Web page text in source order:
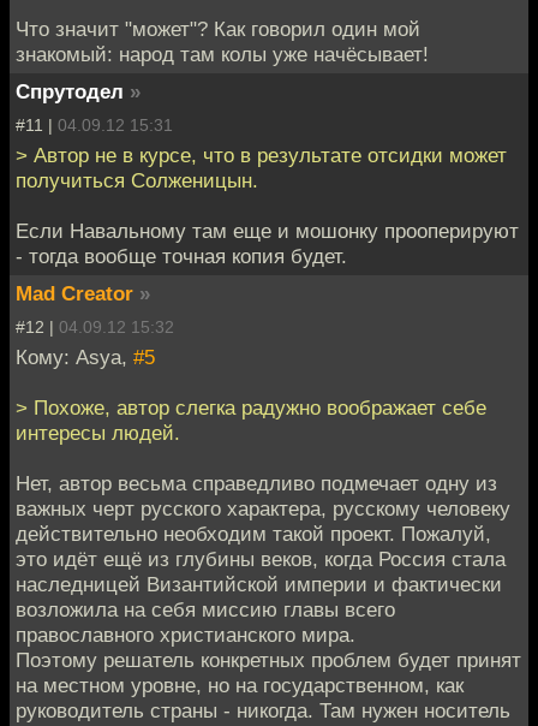
Что значит "может"? Как говорил один мой
знакомый: народ там колы уже начёсывает!
Спрутодел »
#11 | 04.09.12 15:31
> Автор не в курсе, что в результате отсидки может
получиться Солженицын.
Если Навальному там еще и мошонку прооперируют
- тогда вообще точная копия будет.
Mad Creator »
#12 | 04.09.12 15:32
Кому: Asya, #5
> Похоже, автор слегка радужно воображает себе
интересы людей.
Нет, автор весьма справедливо подмечает одну из
важных черт русского характера, русскому человеку
действительно необходим такой проект. Пожалуй,
это идёт ещё из глубины веков, когда Россия стала
наследницей Византийской империи и фактически
возложила на себя миссию главы всего
православного христианского мира.
Поэтому решатель конкретных проблем будет принят
на местном уровне, но на государственном, как
руководитель страны - никогда. Там нужен носитель